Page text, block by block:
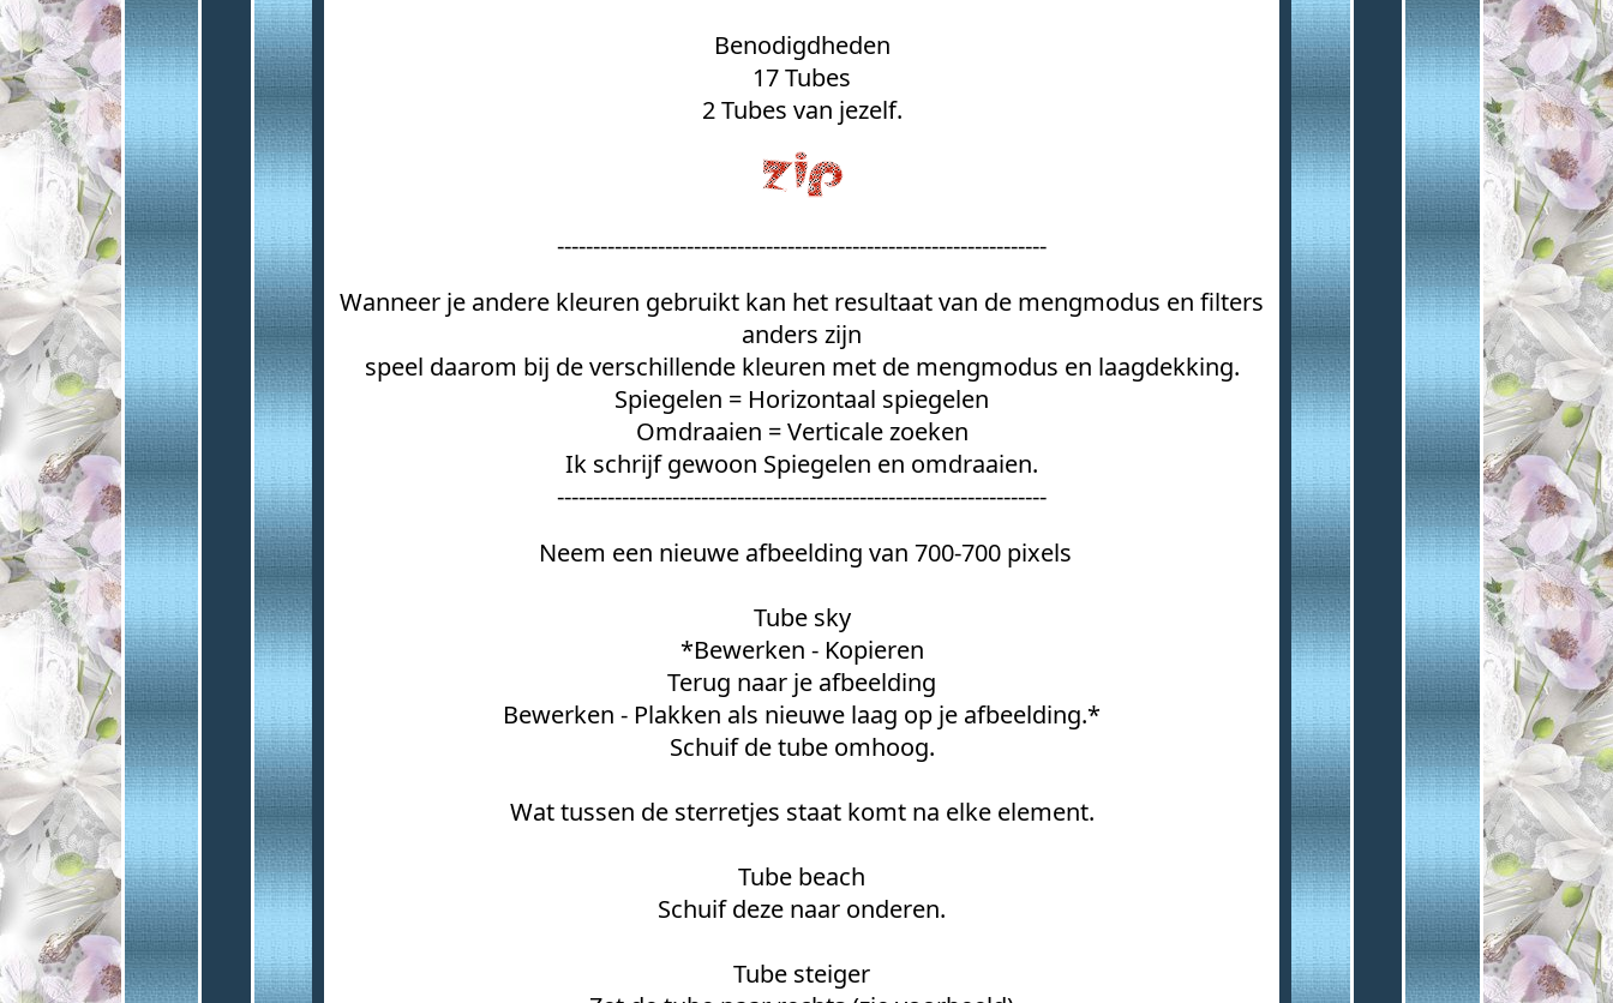
Benodigdheden
17 Tubes
2 Tubes van jezelf.
--------------------------------------------------------------------
Wanneer je andere kleuren gebruikt kan het resultaat van de mengmodus en filters
anders zijn
speel daarom bij de verschillende kleuren met de mengmodus en laagdekking.
Spiegelen = Horizontaal spiegelen
Omdraaien = Verticale zoeken
Ik schrijf gewoon Spiegelen en omdraaien.
--------------------------------------------------------------------
Neem een nieuwe afbeelding van 700-700 pixels
Tube sky
*Bewerken - Kopieren
Terug naar je afbeelding
Bewerken - Plakken als nieuwe laag op je afbeelding.*
Schuif de tube omhoog.
Wat tussen de sterretjes staat komt na elke element.
Tube beach
Schuif deze naar onderen.
Tube steiger